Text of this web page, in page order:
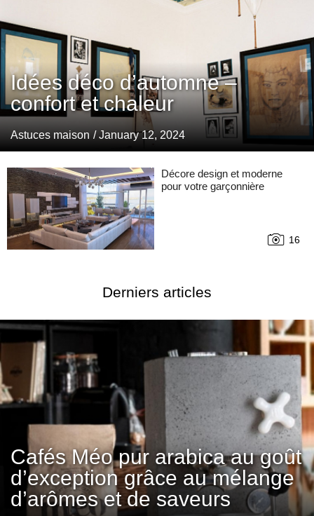
Idées déco d’automne –
confort et chaleur
Astuces maison / January 12, 2024
Décore design et moderne
pour votre garçonnière
16
Derniers articles
Cafés Méo pur arabica au goût
d’exception grâce au mélange
d’arômes et de saveurs